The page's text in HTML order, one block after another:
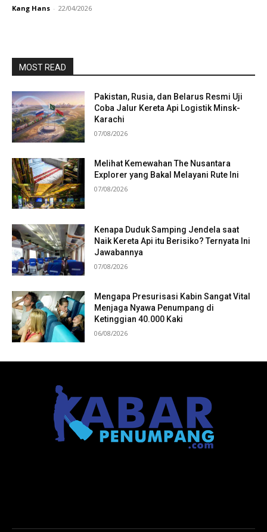
Kang Hans - 22/04/2026
MOST READ
Pakistan, Rusia, dan Belarus Resmi Uji
Coba Jalur Kereta Api Logistik Minsk-
Karachi
07/08/2026
Melihat Kemewahan The Nusantara
Explorer yang Bakal Melayani Rute Ini
07/08/2026
Kenapa Duduk Samping Jendela saat
Naik Kereta Api itu Berisiko? Ternyata Ini
Jawabannya
07/08/2026
Mengapa Presurisasi Kabin Sangat Vital
Menjaga Nyawa Penumpang di
Ketinggian 40.000 Kaki
06/08/2026